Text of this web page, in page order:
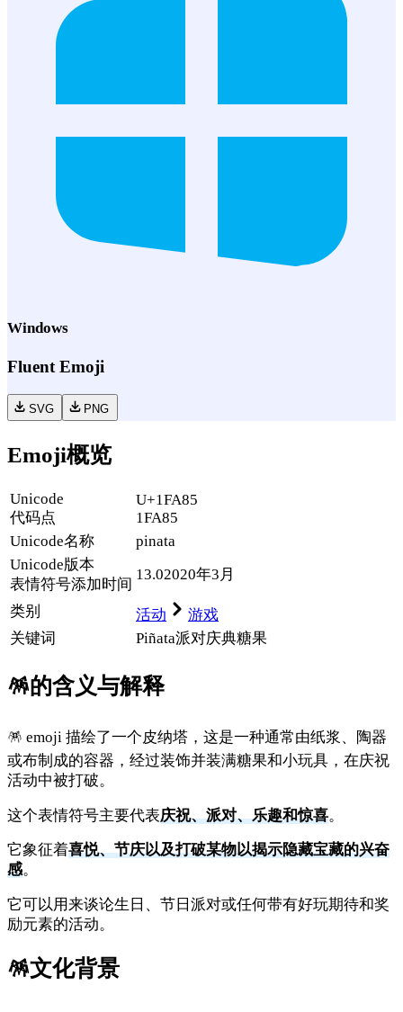
Windows
Fluent Emoji
SVG PNG
Emoji概览
Unicode
代码点
U+1FA85
1FA85
Unicode名称
pinata
Unicode版本
表情符号添加时间
13.02020年3月
类别 活动
游戏
关键词
Piñata派对庆典糖果
🪅的含义与解释
🪅 emoji 描绘了一个皮纳塔，这是一种通常由纸浆、陶器
或布制成的容器，经过装饰并装满糖果和小玩具，在庆祝
活动中被打破。
这个表情符号主要代表庆祝、派对、乐趣和惊喜。
它象征着喜悦、节庆以及打破某物以揭示隐藏宝藏的兴奋
感。
它可以用来谈论生日、节日派对或任何带有好玩期待和奖
励元素的活动。
🪅文化背景